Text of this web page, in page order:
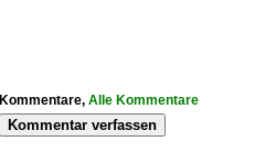
Kommentare, Alle Kommentare
Kommentar verfassen